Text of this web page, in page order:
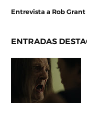
Entrevista a Rob
ENTRADAS